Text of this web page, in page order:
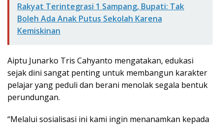
Rakyat Terintegrasi 1 Sampang, Bupati: Tak
Boleh Ada Anak Putus Sekolah Karena
Kemiskinan
Aiptu Junarko Tris Cahyanto mengatakan, edukasi
sejak dini sangat penting untuk membangun karakter
pelajar yang peduli dan berani menolak segala bentuk
perundungan.
“Melalui sosialisasi ini kami ingin menanamkan kepada